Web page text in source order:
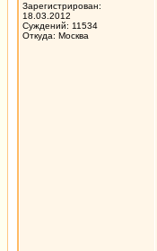
Зарегистрирован:
18.03.2012
Суждений: 11534
Откуда: Москва